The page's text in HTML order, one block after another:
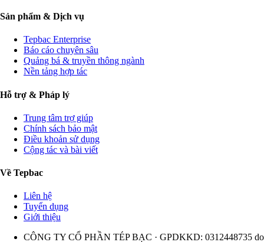
Sản phẩm & Dịch vụ
Tepbac Enterprise
Báo cáo chuyên sâu
Quảng bá & truyền thông ngành
Nền tảng hợp tác
Hỗ trợ & Pháp lý
Trung tâm trợ giúp
Chính sách bảo mật
Điều khoản sử dụng
Cộng tác và bài viết
Về Tepbac
Liên hệ
Tuyển dụng
Giới thiệu
CÔNG TY CỔ PHẦN TÉP BẠC · GPDKKD: 0312448735 do